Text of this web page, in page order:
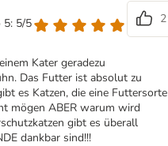
5: 5/5
2
Kater geradezu
Das Futter ist absolut zu
es Katzen, die eine Futtersorte
mögen ABER warum wird
gibt es überall
dankbar sind!!!